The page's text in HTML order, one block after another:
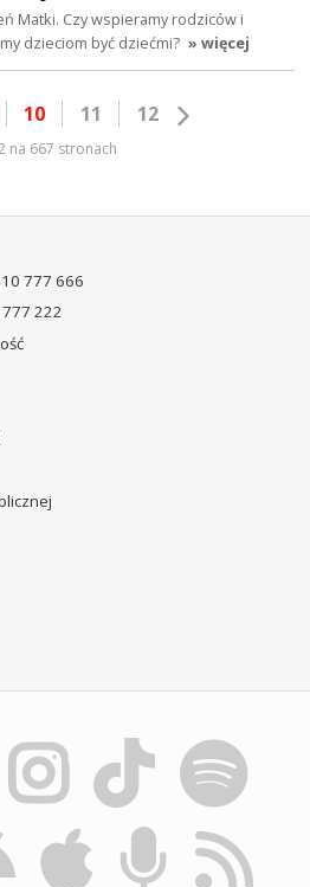
Matki. Czy wspieramy rodziców i
dzieciom być dziećmi? » więcej
10 11 12
na 667 stronach
777 666
222